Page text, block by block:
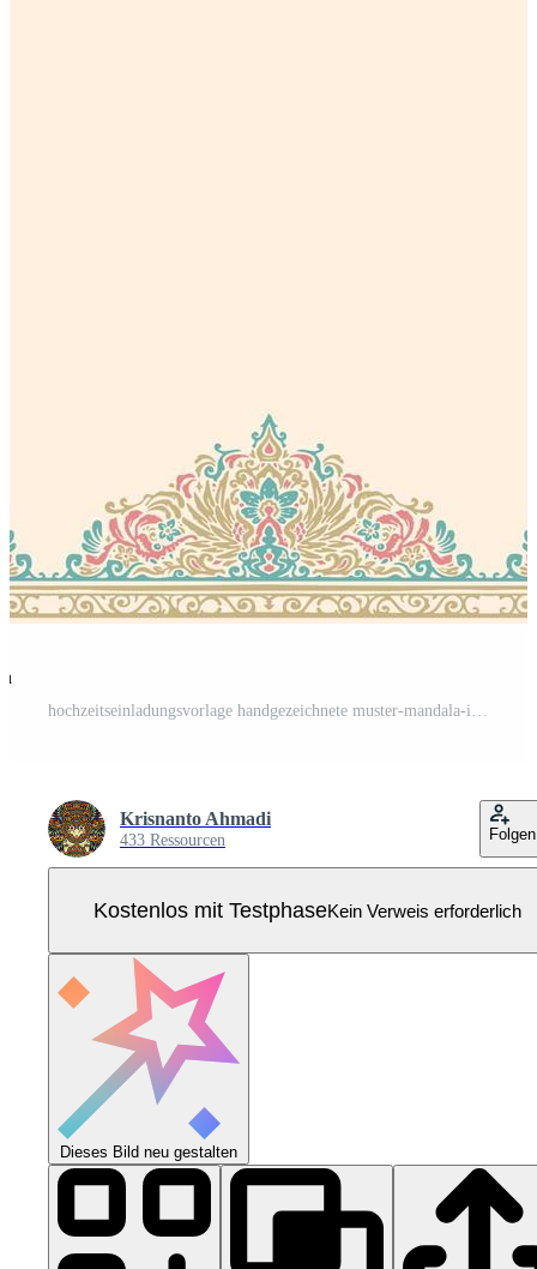
hochzeitseinladungsvorlage handgezeichnete muster-mandala-illustration Pro Vektor
Krisnanto Ahmadi
433 Ressourcen Folgen
Kostenlos mit TestphaseKein Verweis erforderlich
Dieses Bild neu gestalten